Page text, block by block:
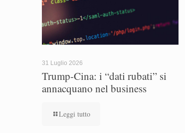
31 Luglio 2026
Trump-Cina: i “dati rubati” si
annacquano nel business
Leggi tutto